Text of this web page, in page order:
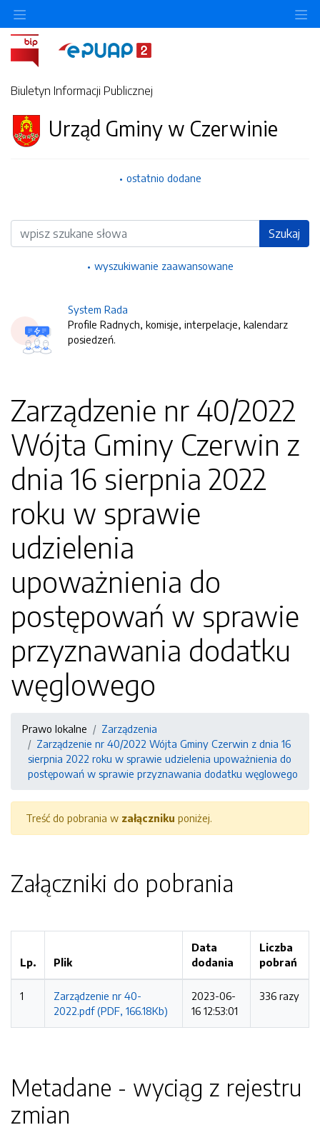
Biuletyn Informacji Publicznej
Urząd Gminy w Czerwinie
ostatnio dodane
Wyszukiwarka Szukaj
wyszukiwanie zaawansowane
System Rada
Profile Radnych, komisje, interpelacje, kalendarz
posiedzeń.
Zarządzenie nr 40/2022
Wójta Gminy Czerwin z
dnia 16 sierpnia 2022
roku w sprawie
udzielenia
upoważnienia do
postępowań w sprawie
przyznawania dodatku
węglowego
Prawo lokalne
Zarządzenia
Zarządzenie nr 40/2022 Wójta Gminy Czerwin z dnia 16
sierpnia 2022 roku w sprawie udzielenia upoważnienia do
postępowań w sprawie przyznawania dodatku węglowego
Treść do pobrania w załączniku poniżej.
Załączniki do pobrania
Lp. Plik
Data
dodania
Liczba
pobrań
1
Zarządzenie nr 40-
2022.pdf (PDF, 166.18Kb)
2023-06-
16 12:53:01
336 razy
Metadane - wyciąg z rejestru
zmian